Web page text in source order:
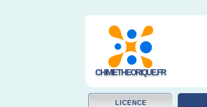
CHIMIETHEORIQUE.FR
LICENCE